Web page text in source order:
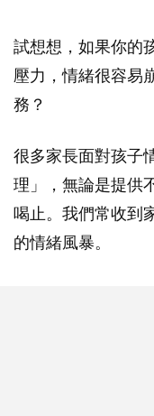
試想想，如果你的
壓力，情緒很容易
務？
很多家長面對孩子
理」，無論是提供
喝止。我們常收到
的情緒風暴。